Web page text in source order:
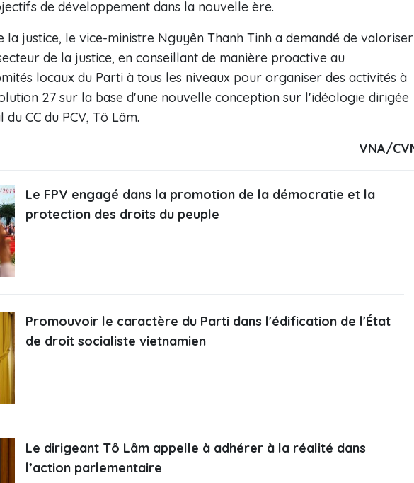
de développement dans la nouvelle ère.
la justice, le vice-ministre Nguyên Thanh Tinh a demandé de valoriser
de la justice, en conseillant de manière proactive au
locaux du Parti à tous les niveaux pour organiser des activités à
27 sur la base d'une nouvelle conception sur l'idéologie dirigée
CC du PCV, Tô Lâm.
VNA/
Le FPV engagé dans la promotion de la démocratie et la
protection des droits du peuple
Promouvoir le caractère du Parti dans l'édification de l'État
de droit socialiste vietnamien
Le dirigeant Tô Lâm appelle à adhérer à la réalité dans
l’action parlementaire